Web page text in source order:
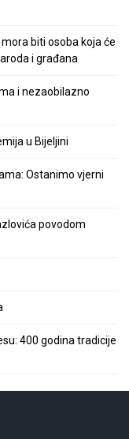
biti osoba koja će
i građana
i nezaobilazno
u Bijeljini
Ostanimo vjerni
povodom
400 godina tradicije